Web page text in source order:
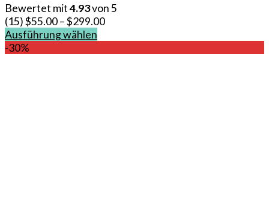
Bewertet mit4.93von 5
(15)$55.00–$299.00
Ausführung wählen
Dieses
-30%